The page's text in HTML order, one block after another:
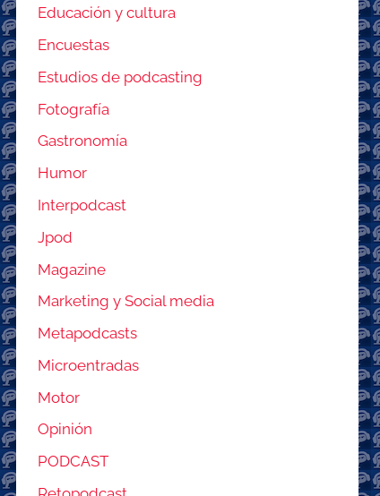
Educación y cultura
Encuestas
Estudios de podcasting
Fotografía
Gastronomía
Humor
Interpodcast
Jpod
Magazine
Marketing y Social media
Metapodcasts
Microentradas
Motor
Opinión
PODCAST